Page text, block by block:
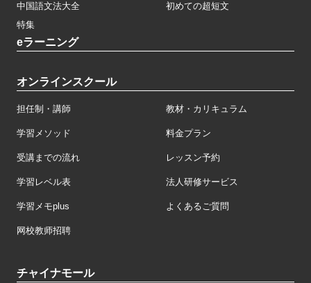
中国語文法大全
初めての超短文
特集
eラーニング
オンラインスクール
担任制・講師 教材・カリキュラム
学習メソッド 料金プラン
受講までの流れ レッスン予約
学習レベル表 法人研修サービス
学習メモplus よくあるご質問
网校教师招聘
チャイナモール